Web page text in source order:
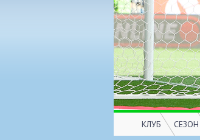
КЛУБ
СЕЗОН